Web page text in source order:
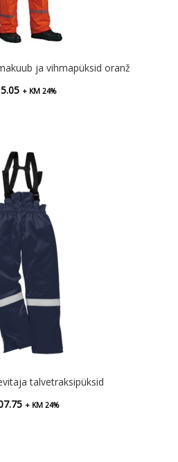
ja vihmapüksid oranž
+ KM 24%
talvetraksipüksid
+ KM 24%